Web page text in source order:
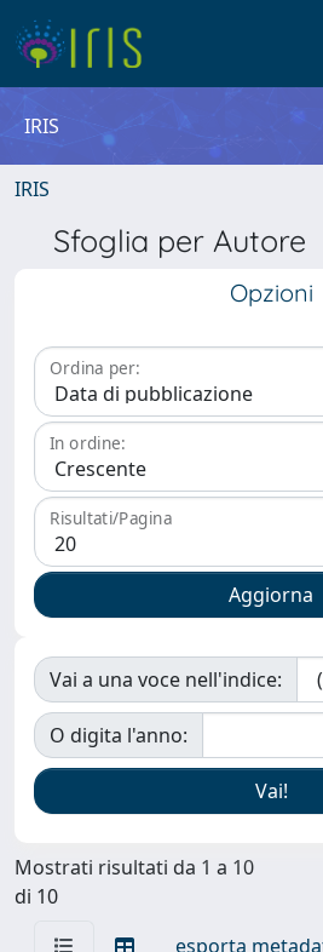
IRIS
IRIS
Sfoglia per Autore
Opzioni
Ordina per:
In ordine:
Risultati/Pagina
Vai a una voce nell'indice:
O digita l'anno:
Mostrati risultati da 1 a 10
di 10
esporta